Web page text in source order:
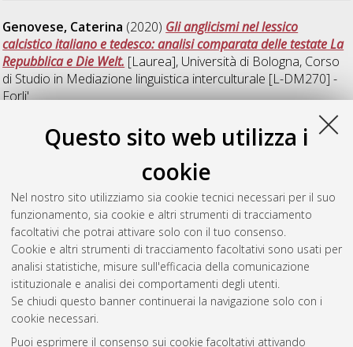
Questo sito web utilizza i
cookie
Nel nostro sito utilizziamo sia cookie tecnici necessari per il suo
funzionamento, sia cookie e altri strumenti di tracciamento
facoltativi che potrai attivare solo con il tuo consenso.
Cookie e altri strumenti di tracciamento facoltativi sono usati per
analisi statistiche, misure sull'efficacia della comunicazione
istituzionale e analisi dei comportamenti degli utenti.
Se chiudi questo banner continuerai la navigazione solo con i
cookie necessari.
Puoi esprimere il consenso sui cookie facoltativi attivando
Genovese, Caterina (2020) Gli anglicismi nel lessico
calcistico italiano e tedesco: analisi comparata delle testate La
Repubblica e Die Welt. [Laurea], Università di Bologna, Corso
di Studio in Mediazione linguistica interculturale [L-DM270] -
Forli'
approfondimento sulle Ostfrauen prima e dopo il 1989.
[Laurea], Università di Bologna, Corso di Studio inMediazione
linguistica interculturale [L-DM270] - Forli'
Questa lista e' stata generata ilSat Aug 8 03:33:13 2026
CEST
Atom